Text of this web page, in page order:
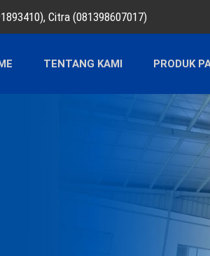
Citra (081398607017)
TENTANG KAMI PRODUK